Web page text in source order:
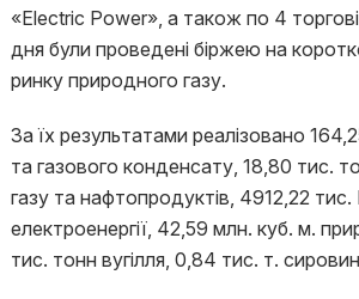
«Electric Power», а також по 4
дня були проведені біржею на
ринку природного газу.
За їх результатами реалізовано
та газового конденсату, 18,80 тис.
газу та нафтопродуктів, 4912,22
електроенергії, 42,59 млн. куб. м.
тис. тонн вугілля, 0,84 тис. т.